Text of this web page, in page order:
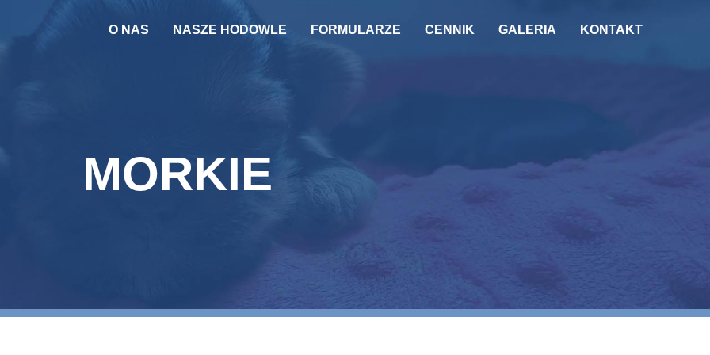
O NAS NASZE HODOWLE FORMULARZE CENNIK GALERIA KONTAKT
MORKIE